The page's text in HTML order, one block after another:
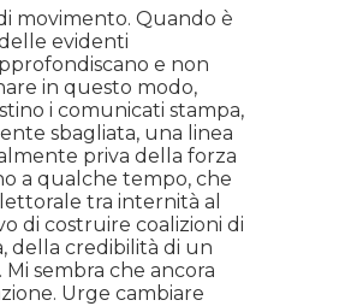
movimento. Quando è
evidenti
e non
in questo modo,
i comunicati stampa,
sbagliata, una linea
priva della forza
a qualche tempo, che
tra internità al
di costruire coalizioni di
della credibilità di un
sembra che ancora
Urge cambiare